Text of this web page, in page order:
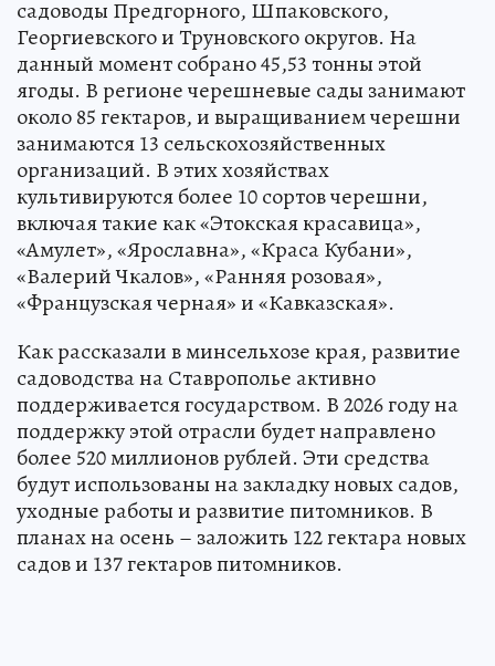
садоводы Предгорного, Шпаковского,
Георгиевского и Труновского округов. На
данный момент собрано 45,53 тонны этой
ягоды. В регионе черешневые сады занимают
около 85 гектаров, и выращиванием черешни
занимаются 13 сельскохозяйственных
организаций. В этих хозяйствах
культивируются более 10 сортов черешни,
включая такие как «Этокская красавица»,
«Амулет», «Ярославна», «Краса Кубани»,
«Валерий Чкалов», «Ранняя розовая»,
«Французская черная» и «Кавказская».
Как рассказали в минсельхозе края, развитие
садоводства на Ставрополье активно
поддерживается государством. В 2026 году на
поддержку этой отрасли будет направлено
более 520 миллионов рублей. Эти средства
будут использованы на закладку новых садов,
уходные работы и развитие питомников. В
планах на осень – заложить 122 гектара новых
садов и 137 гектаров питомников.